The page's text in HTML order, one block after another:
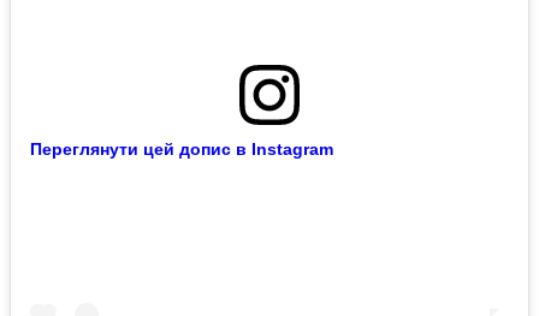
Переглянути цей допис в Instagram